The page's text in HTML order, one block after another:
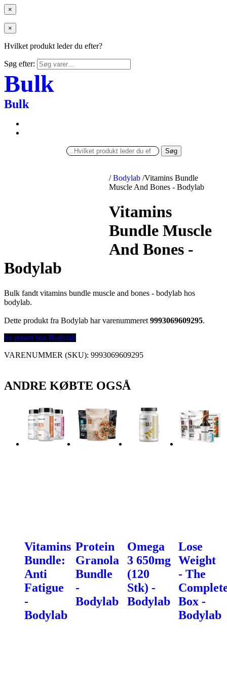
×
×
Hvilket produkt leder du efter?
Søg efter:
Bulk
Bulk
Søg
/ Bodylab /Vitamins Bundle
Muscle And Bones - Bodylab
Vitamins
Bundle Muscle
And Bones -
Bodylab
Bulk fandt vitamins bundle muscle and bones - bodylab hos
bodylab.
Dette produkt fra Bodylab har varenummeret 9993069609295.
Se prisen hos Bodylab
VARENUMMER (SKU): 9993069609295
ANDRE KØBTE OGSÅ
Vitamins
Bundle:
Anti
Fatigue
-
Bodylab
Protein
Granola
Bundle
-
Bodylab
Omega
3 650mg
(120
Stk) -
Bodylab
Lose
Weight
- The
Box -
Bodylab